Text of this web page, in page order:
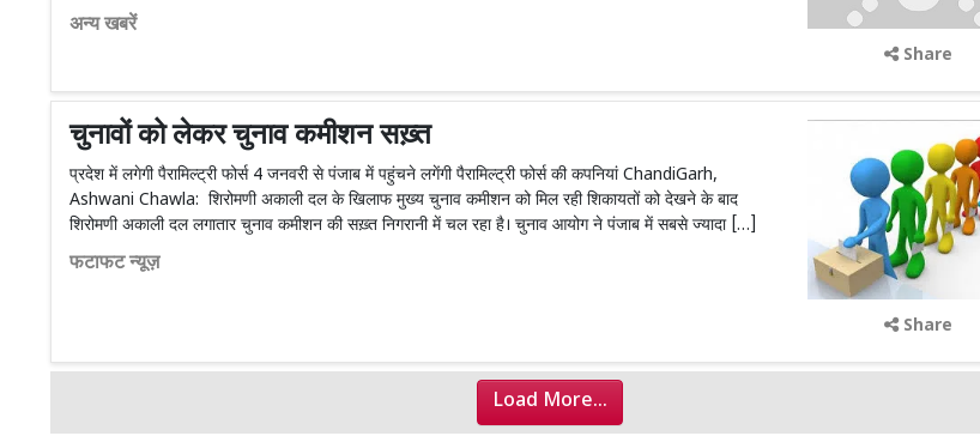
अन्य खबरें
Share
चुनावों को लेकर चुनाव कमीशन सख़्त
प्रदेश में लगेगी पैरामिल्ट्री फोर्स 4 जनवरी से पंजाब में पहुंचने लगेंगी पैरामिल्ट्री फोर्स की कपनियां ChandiGarh,
Ashwani Chawla: शिरोमणी अकाली दल के खिलाफ मुख्य चुनाव कमीशन को मिल रही शिकायतों को देखने के बाद
शिरोमणी अकाली दल लगातार चुनाव कमीशन की सख़्त निगरानी में चल रहा है। चुनाव आयोग ने पंजाब में सबसे ज्यादा […]
फटाफट न्यूज़
Share
Load More...